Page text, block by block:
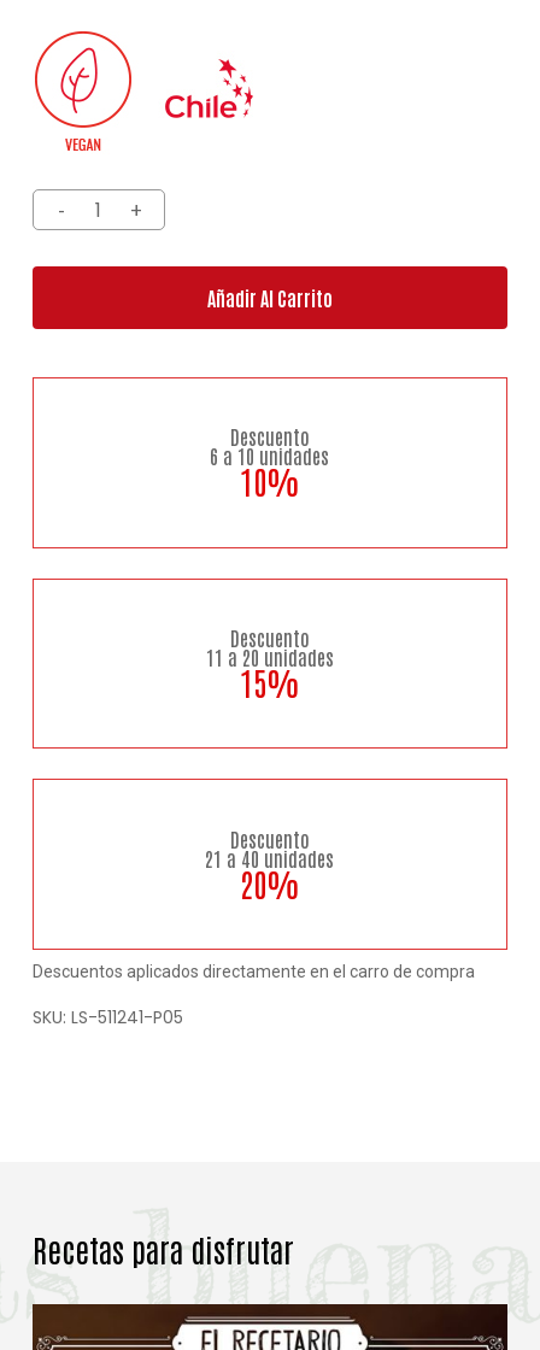
Añadir Al Carrito
Descuento
6 a 10 unidades
10%
Descuento
11 a 20 unidades
15%
Descuento
21 a 40 unidades
20%
Descuentos aplicados directamente en el carro de compra
SKU: LS-511241-P05
Recetas para disfrutar